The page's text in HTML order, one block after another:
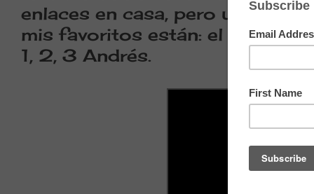
enlaces en casa, pero uno que
mis favoritos están: el
1, 2, 3 Andrés.